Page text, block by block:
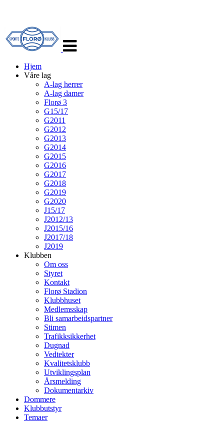
navigasjon
Hjem
Våre lag
A-lag herrer
A-lag damer
Florø 3
G15/17
G2011
G2012
G2013
G2014
G2015
G2016
G2017
G2018
G2019
G2020
J15/17
J2012/13
J2015/16
J2017/18
J2019
Klubben
Om oss
Styret
Kontakt
Florø Stadion
Klubbhuset
Medlemsskap
Bli samarbeidspartner
Stimen
Trafikksikkerhet
Dugnad
Vedtekter
Kvalitetsklubb
Utviklingsplan
Årsmelding
Dokumentarkiv
Dommere
Klubbutstyr
Temaer